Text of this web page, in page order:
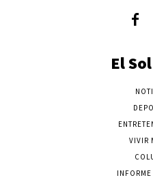
El
VIVIR